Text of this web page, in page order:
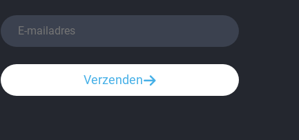
Verzenden